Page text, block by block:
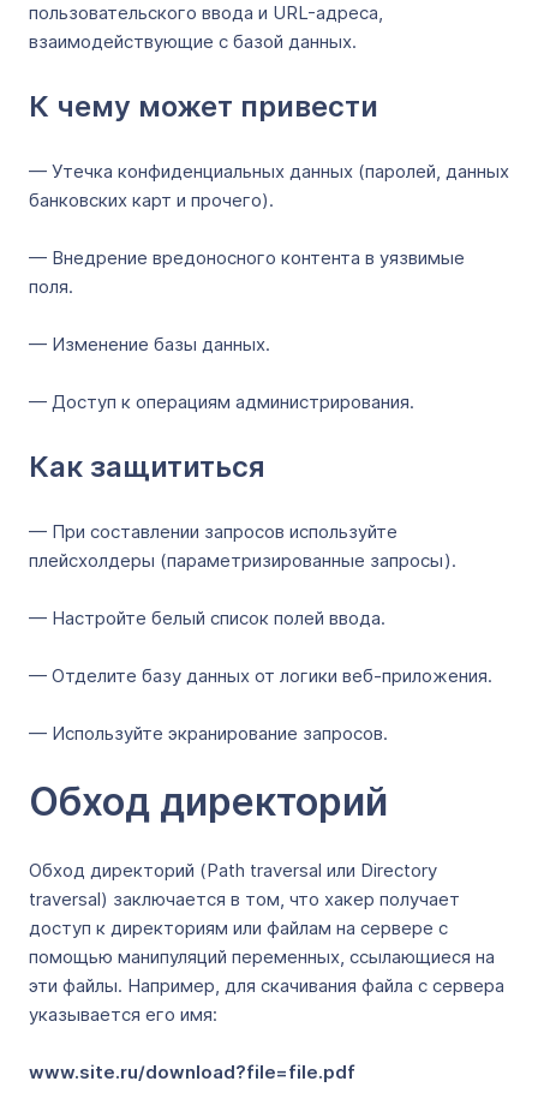
пользовательского ввода и URL-адреса,
взаимодействующие с базой данных.
К чему может привести
— Утечка конфиденциальных данных (паролей, данных
банковских карт и прочего).
— Внедрение вредоносного контента в уязвимые
поля.
— Изменение базы данных.
— Доступ к операциям администрирования.
Как защититься
— При составлении запросов используйте
плейсхолдеры (параметризированные запросы).
— Настройте белый список полей ввода.
— Отделите базу данных от логики веб-приложения.
— Используйте экранирование запросов.
Обход директорий
Обход директорий (Path traversal или Directory
traversal) заключается в том, что хакер получает
доступ к директориям или файлам на сервере с
помощью манипуляций переменных, ссылающиеся на
эти файлы. Например, для скачивания файла с сервера
указывается его имя:
www.site.ru/download?file=file.pdf